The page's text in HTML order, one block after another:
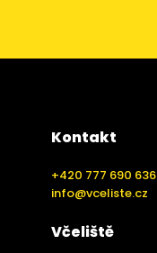
Kontakt
+420 777 690 636
info@vceliste.cz
Včeliště